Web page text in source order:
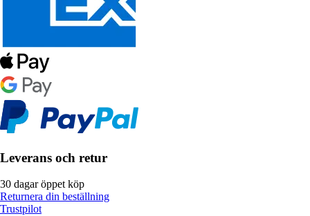
Leverans och retur
30 dagar öppet köp
Returnera din beställning
Trustpilot